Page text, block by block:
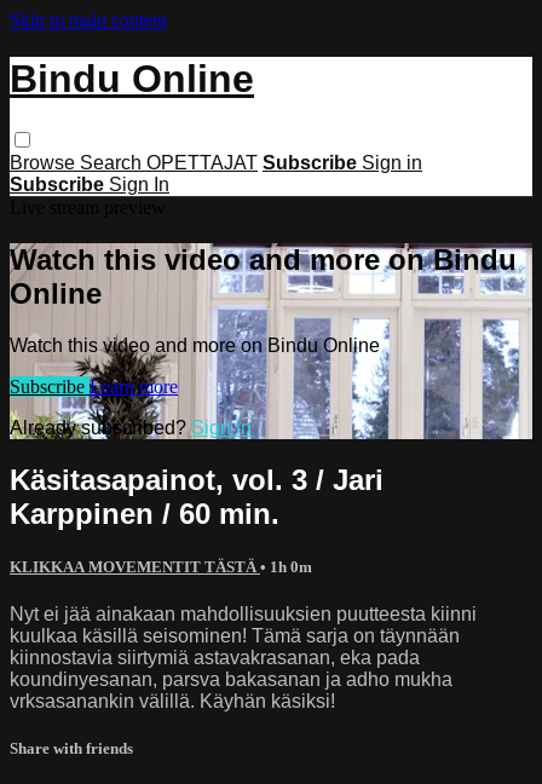
Skip to main content
Bindu Online
Browse Search OPETTAJAT Subscribe Sign in
Subscribe Sign In
Watch this video and more on Bindu
Online
Watch this video and more on Bindu Online
Subscribe Learn more
Already subscribed?Sign in
Käsitasapainot, vol. 3 / Jari
Karppinen / 60 min.
KLIKKAA MOVEMENTIT TÄSTÄ • 1h 0m
Nyt ei jää ainakaan mahdollisuuksien puutteesta kiinni
kuulkaa käsillä seisominen! Tämä sarja on täynnään
kiinnostavia siirtymiä astavakrasanan, eka pada
koundinyesanan, parsva bakasanan ja adho mukha
vrksasanankin välillä. Käyhän käsiksi!
Share with friends